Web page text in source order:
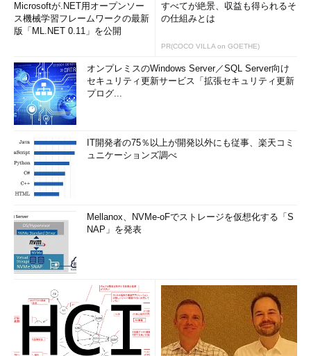
Microsoftが.NET用オープンソー
ス機械学習フレームワークの最新
版「ML.NET 0.11」を公開
すべてが絶景、収益も得られるそ
の仕組みとは
PR(COCO VILLA on GOETHE)
オンプレミスのWindows Server／SQL Server向け
セキュリティ更新サービス「拡張セキュリティ更新
プログ...
IT開発者の75％以上が開発以外にも従事、楽天コミ
ュニケーションズ調べ
Mellanox、NVMe-oFでストレージを仮想化する「S
NAP」を発表